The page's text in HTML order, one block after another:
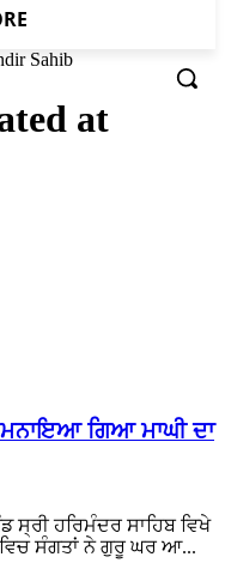
Sahib
at
ਮਨਾਇਆ ਗਿਆ ਮਾਘੀ ਦਾ
ਸ੍ਰੀ ਹਰਿਮੰਦਰ ਸਾਹਿਬ ਵਿਖੇ
ਵਿਚ ਸੰਗਤਾਂ ਨੇ ਗੁਰੂ ਘਰ ਆ...